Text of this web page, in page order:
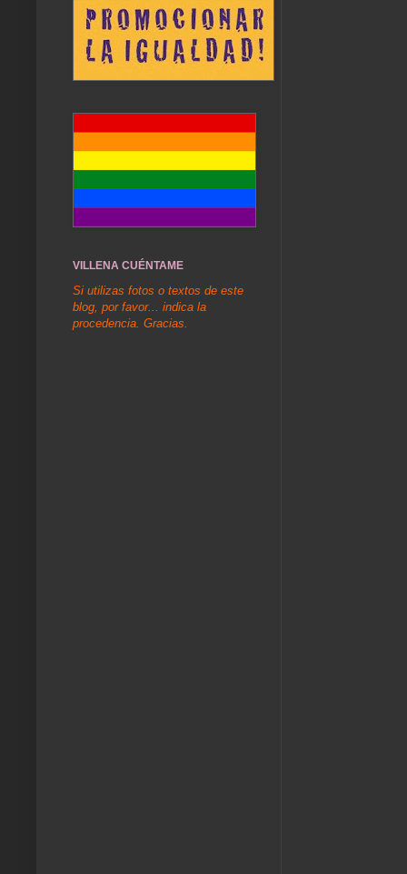
VILLENA CUÉNTAME
Si utilizas fotos o textos de este
blog, por favor... indica la
procedencia. Gracias.